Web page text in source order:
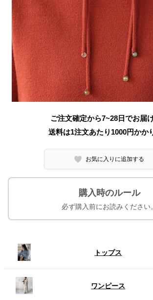
ご注文確定から7~28日でお届
送料は1注文あたり 1000円かか
お気に入りに追加する
購入時のルール
必ず購入前にお読みください。
トップス
ワンピース